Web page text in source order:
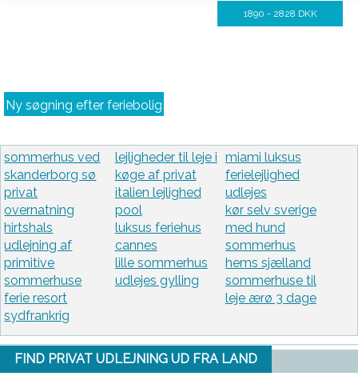
1890 - 2828 DKK
Ny søgning efter feriebolig
sommerhus ved
skanderborg sø
privat
overnatning
hirtshals
udlejning af
primitive
sommerhuse
ferie resort
sydfrankrig
lejligheder til leje i
køge af privat
italien lejlighed
pool
luksus feriehus
cannes
lille sommerhus
udlejes gylling
miami luksus
ferielejlighed
udlejes
kør selv sverige
med hund
sommerhus
hems sjælland
sommerhuse til
leje ærø 3 dage
FIND PRIVAT UDLEJNING UD FRA LAND